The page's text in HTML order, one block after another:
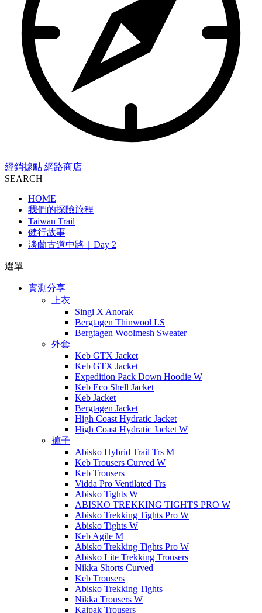
經銷據點 網路商店
SEARCH
HOME
我們的探險旅程
Taiwan Trail
健行故事
淡蘭古道中路｜Day 2
選單
實測分享
上衣
Singi X Anorak
Bergtagen Thinwool LS
Bergtagen Woolmesh Sweater
外套
Keb GTX Jacket
Keb GTX Jacket
Expedition Pack Down Hoodie W
Keb Eco Shell Jacket
Keb Jacket
Bergtagen Jacket
High Coast Hydratic Jacket
High Coast Hydratic Jacket W
褲子
Abisko Hybrid Trail Trs M
Keb Trousers Curved W
Keb Trousers
Vidda Pro Ventilated Trs
Abisko Tights W
ABISKO TREKKING TIGHTS PRO W
Abisko Trekking Tights Pro W
Abisko Tights W
Keb Agile M
Abisko Trekking Tights Pro W
Abisko Lite Trekking Trousers
Nikka Shorts Curved
Keb Trousers
Abisko Trekking Tights
Nikka Trousers W
Kaipak Trousers